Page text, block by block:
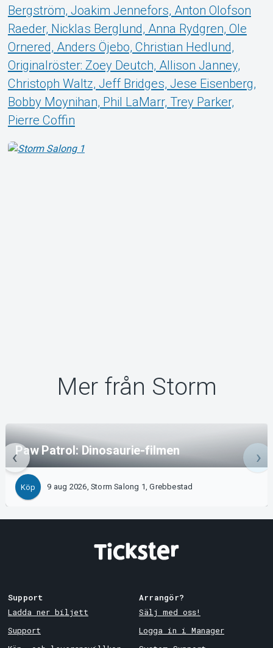
Bergström, Joakim Jennefors, Anton Olofson
Raeder, Nicklas Berglund, Anna Rydgren, Ole
Ornered, Anders Öjebo, Christian Hedlund,
Originalröster: Zoey Deutch, Allison Janney,
Christoph Waltz, Jeff Bridges, Jese Eisenberg,
Bobby Moynihan, Phil LaMarr, Trey Parker,
Pierre Coffin
Mer från Storm
Paw Patrol: Dinosaurie-filmen
Köp 9 aug 2026, Storm Salong 1, Grebbestad
Support
Ladda ner biljett
Support
Arrangör?
Sälj med oss!
Logga in i Manager